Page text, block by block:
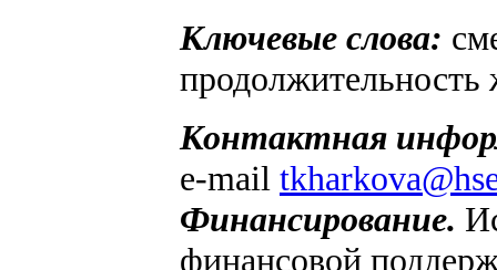
Ключевые слова:
продолжительность
Контактная
e-mail
Финансирование.
финансовой